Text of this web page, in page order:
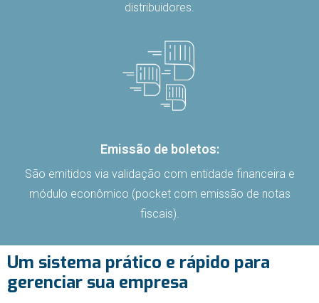
distribuidores.
Emissão de boletos:
São emitidos via validação com entidade financeira e
módulo econômico (pocket com emissão de notas
fiscais).
Um sistema prático e rápido para
gerenciar sua empresa